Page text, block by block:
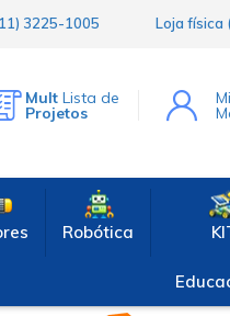
3225-1005 Loja física
Mult Lista de
Projetos
Robótica